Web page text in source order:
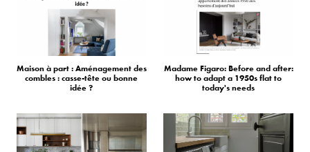
Maison à part : Aménagement des
combles : casse-tête ou bonne
idée ?
Madame Figaro: Before and after:
how to adapt a 1950s flat to
today's needs